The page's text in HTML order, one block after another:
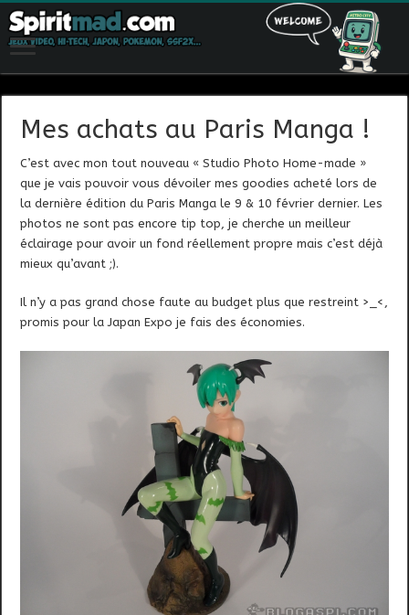
Mes achats au Paris Manga !
C’est avec mon tout nouveau « Studio Photo Home-made »
que je vais pouvoir vous dévoiler mes goodies acheté lors de
la dernière édition du Paris Manga le 9 & 10 février dernier. Les
photos ne sont pas encore tip top, je cherche un meilleur
éclairage pour avoir un fond réellement propre mais c’est déjà
mieux qu’avant ;).
Il n’y a pas grand chose faute au budget plus que restreint >_<,
promis pour la Japan Expo je fais des économies.